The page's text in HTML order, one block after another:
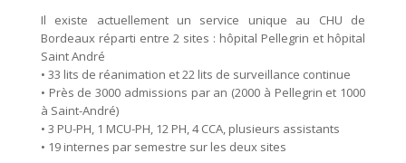
Il existe actuellement un service unique au CHU de
Bordeaux réparti entre 2 sites : hôpital Pellegrin et hôpital
Saint André
• 33 lits de réanimation et 22 lits de surveillance continue
• Près de 3000 admissions par an (2000 à Pellegrin et 1000
à Saint-André)
• 3 PU-PH, 1 MCU-PH, 12 PH, 4 CCA, plusieurs assistants
• 19 internes par semestre sur les deux sites